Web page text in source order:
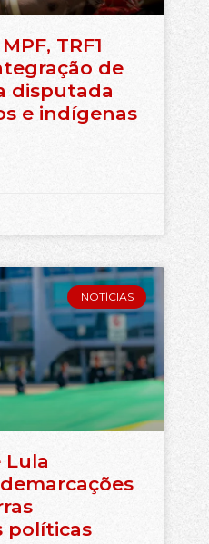
TRF1
de
disputada
e indígenas
NOTÍCIAS
Lula
políticas